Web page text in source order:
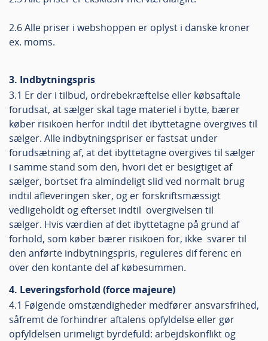
2.6 Alle priser i webshoppen er oplyst i danske kroner
ex. moms.
3. Indbytningspris
3.1 Er der i tilbud, ordrebekræftelse eller købsaftale
forudsat, at sælger skal tage materiel i bytte, bærer
køber risikoen herfor indtil det ibyttetagne overgives til
sælger. Alle indbytningspriser er fastsat under
forudsætning af, at det ibyttetagne overgives til sælger
i samme stand som den, hvori det er besigtiget af
sælger, bortset fra almindeligt slid ved normalt brug
indtil afleveringen sker, og er forskriftsmæssigt
vedligeholdt og efterset indtil overgivelsen til
sælger. Hvis værdien af det ibyttetagne på grund af
forhold, som køber bærer risikoen for, ikke svarer til
den anførte indbytningspris, reguleres dif ferenc en
over den kontante del af købesummen.
4. Leveringsforhold (force majeure)
4.1 Følgende omstændigheder medfører ansvarsfrihed,
såfremt de forhindrer aftalens opfyldelse eller gør
opfyldelsen urimeligt byrdefuld: arbejdskonflikt og